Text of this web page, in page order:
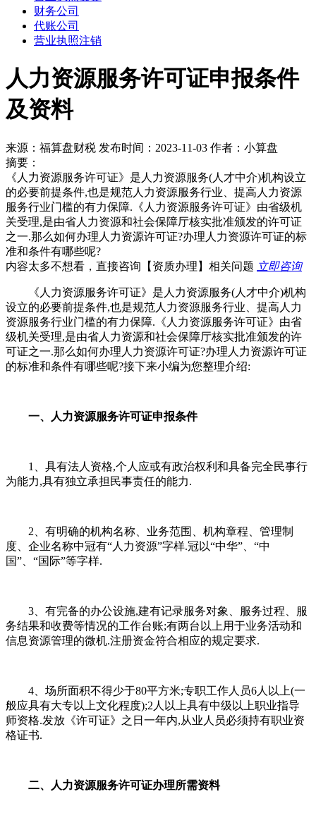
财务公司
代账公司
营业执照注销
人力资源服务许可证申报条件
及资料
来源：福算盘财税 发布时间：2023-11-03 作者：小算盘
摘要：
《人力资源服务许可证》是人力资源服务(人才中介)机构设立
的必要前提条件,也是规范人力资源服务行业、提高人力资源
服务行业门槛的有力保障.《人力资源服务许可证》由省级机
关受理,是由省人力资源和社会保障厅核实批准颁发的许可证
之一.那么如何办理人力资源许可证?办理人力资源许可证的标
准和条件有哪些呢?
内容太多不想看，直接咨询 【资质办理】 相关问题 立即咨询
《人力资源服务许可证》是人力资源服务(人才中介)机构
设立的必要前提条件,也是规范人力资源服务行业、提高人力
资源服务行业门槛的有力保障.《人力资源服务许可证》由省
级机关受理,是由省人力资源和社会保障厅核实批准颁发的许
可证之一.那么如何办理人力资源许可证?办理人力资源许可证
的标准和条件有哪些呢?接下来小编为您整理介绍:
一、人力资源服务许可证申报条件
1、具有法人资格,个人应或有政治权利和具备完全民事行
为能力,具有独立承担民事责任的能力.
2、有明确的机构名称、业务范围、机构章程、管理制
度、企业名称中冠有“人力资源”字样.冠以“中华”、“中
国”、“国际”等字样.
3、有完备的办公设施,建有记录服务对象、服务过程、服
务结果和收费等情况的工作台账;有两台以上用于业务活动和
信息资源管理的微机.注册资金符合相应的规定要求.
4、场所面积不得少于80平方米;专职工作人员6人以上(一
般应具有大专以上文化程度);2人以上具有中级以上职业指导
师资格.发放《许可证》之日一年内,从业人员必须持有职业资
格证书.
二、人力资源服务许可证办理所需资料